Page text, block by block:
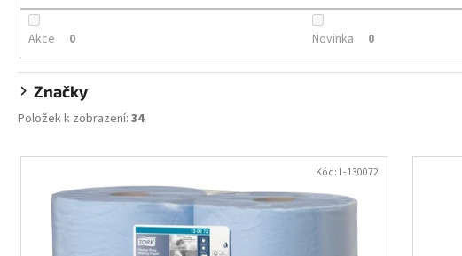
p
o
d
k
t
Akce 0 Novinka 0
Značky
Položek k zobrazení: 34
V
Kód: L-130072